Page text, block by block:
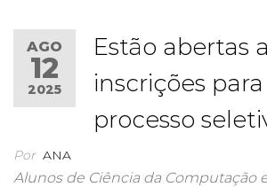
AGO
12
2025
Estão abertas
inscrições
processo
Por ANA
Alunos de Ciência da Computação